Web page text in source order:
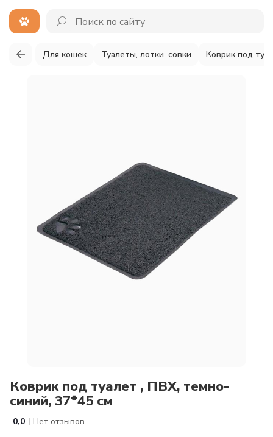
Для кошек Туалеты, лотки, совки Коврик под
Коврик под туалет , ПВХ, темно-
синий, 37*45 см
0,0 | Нет отзывов